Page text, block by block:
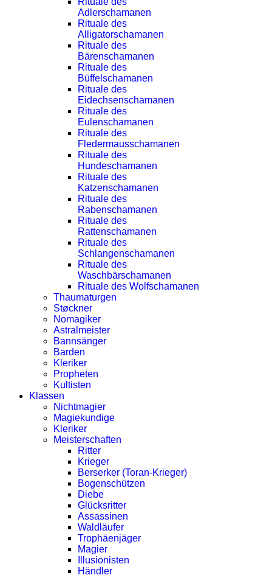
Adlerschamanen
Rituale des
Alligatorschamanen
Rituale des
Bärenschamanen
Rituale des
Büffelschamanen
Rituale des
Eidechsenschamanen
Rituale des
Eulenschamanen
Rituale des
Fledermausschamanen
Rituale des
Hundeschamanen
Rituale des
Katzenschamanen
Rituale des
Rabenschamanen
Rituale des
Rattenschamanen
Rituale des
Schlangenschamanen
Rituale des
Waschbärschamanen
Rituale des Wolfschamanen
Thaumaturgen
Støckner
Nomagiker
Astralmeister
Bannsänger
Barden
Kleriker
Propheten
Kultisten
Klassen
Nichtmagier
Magiekundige
Kleriker
Meisterschaften
Ritter
Krieger
Berserker (Toran-Krieger)
Bogenschützen
Diebe
Glücksritter
Assassinen
Waldläufer
Trophäenjäger
Magier
Illusionisten
Händler